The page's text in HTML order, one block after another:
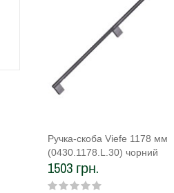
Ручка-скоба Viefe 1178 мм
(0430.1178.L.30) чорний
1503 грн.